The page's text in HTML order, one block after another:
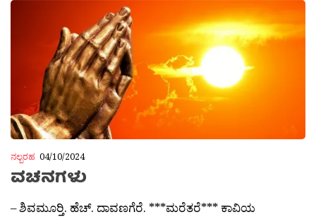
ನಲ್ಬರಹ 04/10/2024
ವಚನಗಳು
– ಶಿವಮೂರ‍್ತಿ. ಹೆಚ್. ದಾವಣಗೆರೆ. ***ಮರೆತರೆ*** ಕಾವಿಯ